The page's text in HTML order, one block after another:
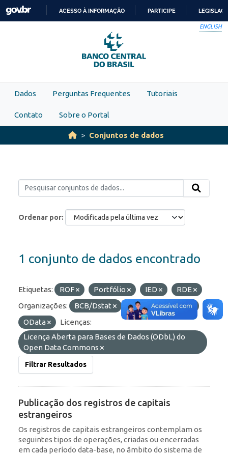
Skip to main content
PARA
O
CONTEÚDO
ACESSO À INFORMAÇÃO PARTICIPE
ENGLISH
Dados Perguntas Frequentes Tutoriais
Contato Sobre o Portal
Conjuntos de dados
Ordenar por
1 conjunto de dados encontrado
Etiquetas: ROF Portfólio IED
RDE
Organizações:
BCB/Dstat Formatos:
HTML
OData
Licenças:
Licença Aberta para Bases de Dados (ODbL) do
Open Data Commons
Filtrar Resultados
Publicação dos registros de capitais
estrangeiros
Os registros de capitais estrangeiros contemplam os
seguintes tipos de operações, criadas ou encerradas
em cada período data-base, no âmbito do sistema de